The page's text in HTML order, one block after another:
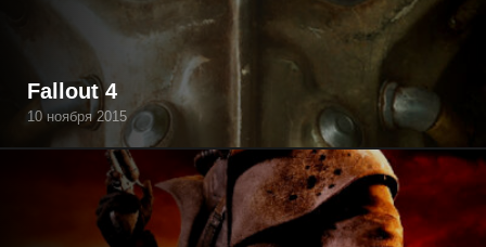
Fallout 4
10 ноября 2015